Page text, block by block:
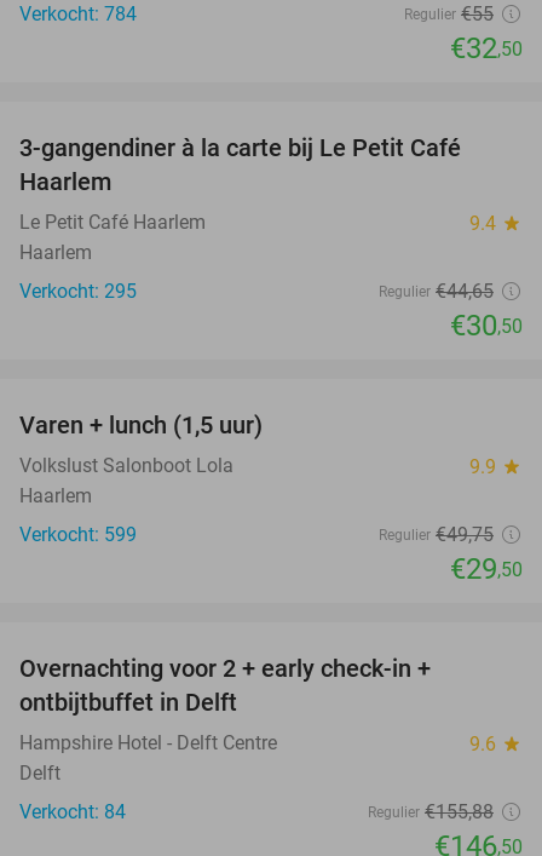
Verkocht: 784
Regulier €55
€32,50
3-gangendiner à la carte bij Le Petit Café
Haarlem
Le Petit Café Haarlem 9.4 star
Haarlem
Verkocht: 295
Regulier €44,65
€30,50
Varen + lunch (1,5 uur)
Volkslust Salonboot Lola 9.9 star
Haarlem
Verkocht: 599
Regulier €49,75
€29,50
Overnachting voor 2 + early check-in +
ontbijtbuffet in Delft
Hampshire Hotel - Delft Centre 9.6 star
Delft
Verkocht: 84
Regulier €155,88
€146,50